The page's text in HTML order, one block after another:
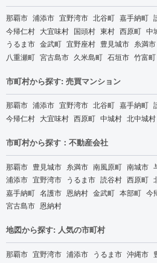
那覇市 浦添市 宜野湾市 北谷町 嘉手納町
今帰仁村 大宜味村 国頭村 東村 西原町 中
うるま市 金武町 宜野座村 豊見城市 糸満市
八重瀬町 宮古島市 久米島町 石垣市 竹富町
市町村から探す: 売買マンション
那覇市 浦添市 宜野湾市 北谷町 嘉手納町
今帰仁村 大宜味村 西原町 中城村 北中城村
市町村から探す：不動産会社
那覇市 豊見城市 糸満市 南風原町 南城市
浦添市 宜野湾市 うるま市 読谷村 西原町
嘉手納町 名護市 恩納村 金武町 本部町 今
宮古島市 恩納村
地図から探す: 人気の市町村
那覇市 宜野湾市 浦添市 うるま市 沖縄市